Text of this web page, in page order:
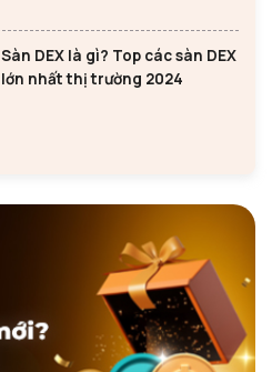
Sàn DEX là gì? Top các sàn DEX
lớn nhất thị trường 2024